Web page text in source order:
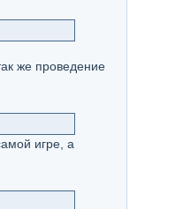
же проведение
игре, а